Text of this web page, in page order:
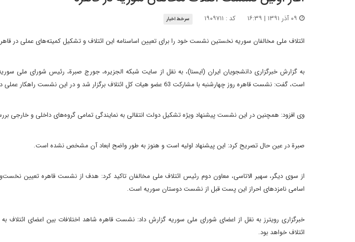
کد : ۱۹۰۹۷۱۱ سرخط اخبار
ائتلاف ملی مخالفان سوریه نخستین نشست خود را برای تعیین اساسنامه این ائتلاف و تشکیل کمیته‌های عملی در
به گزارش خبرگزاری دانشجویان ایران (ایسنا)، به نقل از سایت شبکه الجزیره، جورج صبرة، رئیس شورای ملی
است، گفت: نشست قاهره روز چهارشنبه با مشارکت 63 عضو هیات کل ائتلاف برگزار شد و در این نشست راهکار عملی داخل ائتلاف بررسی خواهد شد.
وی افزود: همچنین در این نشست پیشنهاد ویژه تشکیل دولت انتقالی به نمایندگی تمامی گروه‌های داخلی و خارجی
صبرة در عین حال تصریح کرد: این پیشنهاد اولیه است و هنوز به طور واضح ابعاد آن مشخص نشده است.
از سوی دیگر، سهیر الاتاسی، معاون دوم رئیس ائتلاف ملی مخالفان تاکید کرد: هدف از نشست قاهره تعیین
اسامی نامزدهای احراز این پست قبل از نشست دوستان سوریه است.
خبرگزاری رویترز به نقل از اعضای شورای ملی سوریه گزارش داد: نشست قاهره شاهد اختلافات بین اعضای ائتلاف
ائتلاف خواهد بود.